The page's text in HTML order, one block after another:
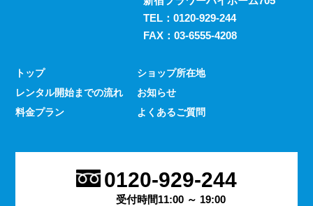
過去に発生した料金トラブルなど、身の回りの様々な事情
からスマホの利用契約を締結できない、という方は意外に
うな連絡手段となるものは手元にないと何かと手間がかか
るものです。 デッセでは、そういった方であっても気軽
にご契約いただけるレンタルスマホサービスのご案内を行
してだけでなく出退勤やスケジュールの管理などにも活躍
します。 会社は人の出入りもありますので、通常のスマ
TEL： 0120-929-244
FAX：03-6555-4208
トップ
レンタル開始までの流れ
料金プラン
ショップ所在地
お知らせ
よくあるご質問
0120-929-244
受付時間11:00 ～ 19:00